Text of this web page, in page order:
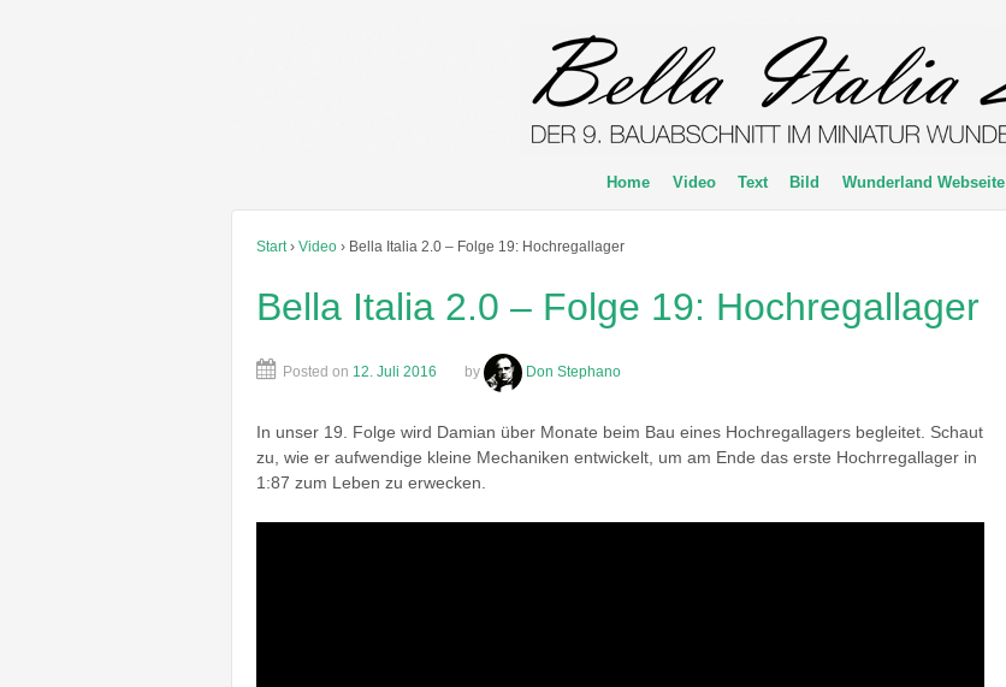
Home Video Text Bild Wunderland Webseite
Start › Video › Bella Italia 2.0 – Folge 19: Hochregallager
Bella Italia 2.0 – Folge 19: Hochregallager
Posted on 12. Juli 2016 by Don Stephano
In unser 19. Folge wird Damian über Monate beim Bau eines Hochregallagers begleitet. Schaut
zu, wie er aufwendige kleine Mechaniken entwickelt, um am Ende das erste Hochrregallager in
1:87 zum Leben zu erwecken.